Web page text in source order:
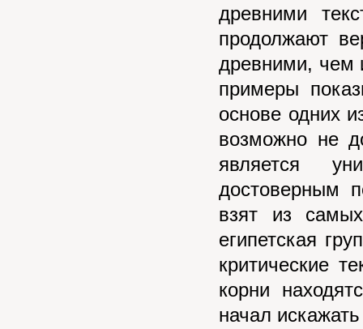
древними
продолжают
древними, чем
примеры
основе одних
возможно не
является
достоверным
взят из
египетская
критические
корни
начал